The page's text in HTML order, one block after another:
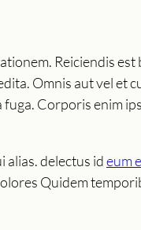
Reiciendis est
Omnis aut vel et
fuga. Corporis enim
alias. delectus ideum
Quidem